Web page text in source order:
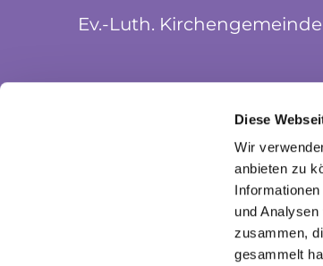
Diese
Wir
anbieten zu
und
zusammen,
gesammelt
Ev.-Luth.